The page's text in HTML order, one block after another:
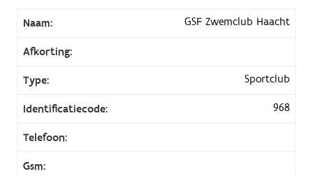
Naam: GSF Zwemclub Haacht
Afkorting:
Type: Sportclub
Identificatiecode: 968
Telefoon:
Gsm: